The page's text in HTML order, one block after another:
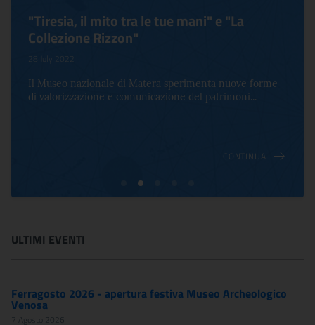
"Tiresia, il mito tra le tue mani" e "La
Collezione Rizzon"
28 July 2022
Il Museo nazionale di Matera sperimenta nuove forme
di valorizzazione e comunicazione del patrimoni...
CONTINUA
ULTIMI EVENTI
Ferragosto 2026 - apertura festiva Museo Archeologico
Venosa
7 Agosto 2026